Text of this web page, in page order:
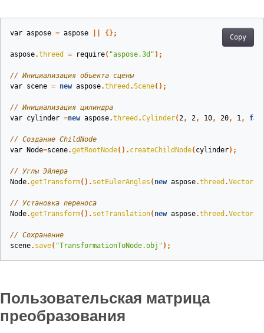
Copy
var aspose = aspose {};
aspose.threed = require( "aspose.3d" );
// Инициализация объекта сцены
var scene = new aspose.threed .Scene();
// Инициализация цилиндра
var cylinder =new aspose.threed .Cylinder(2, 2, 10, 20, 1,
// Создание ChildNode
var
Node=scene.getRootNode(). createChildNode( cylinder);
// Углы Эйлера
Node.getTransform(). setEulerAngles ( new aspose.threed .Vector3
// Установка переноса
Node.getTransform(). setTranslation( new aspose.threed .Vector3
// Сохранение
scene. save( "TransformationToNode.obj" );
Пользовательская матрица
преобразования